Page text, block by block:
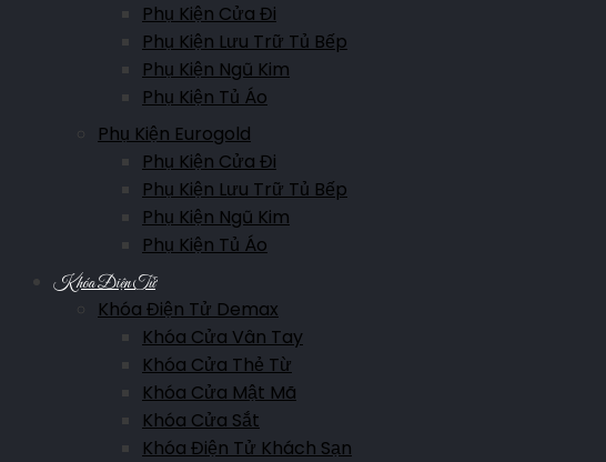
Phụ Kiện Cửa Đi
Phụ Kiện Lưu Trữ Tủ Bếp
Phụ Kiện Ngũ Kim
Phụ Kiện Tủ Áo
Phụ Kiện Eurogold
Phụ Kiện Cửa Đi
Phụ Kiện Lưu Trữ Tủ Bếp
Phụ Kiện Ngũ Kim
Phụ Kiện Tủ Áo
Khóa Điện Tử
Khóa Điện Tử Demax
Khóa Cửa Vân Tay
Khóa Cửa Thẻ Từ
Khóa Cửa Mật Mã
Khóa Cửa Sắt
Khóa Điện Tử Khách Sạn